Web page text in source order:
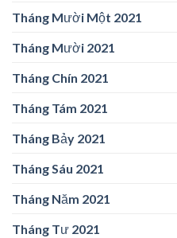
Tháng Mười Một 2021
Tháng Mười 2021
Tháng Chín 2021
Tháng Tám 2021
Tháng Bảy 2021
Tháng Sáu 2021
Tháng Năm 2021
Tháng Tư 2021